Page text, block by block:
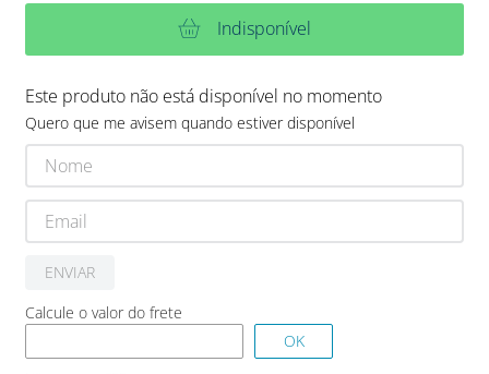
Indisponível
Este produto não está disponível no momento
Quero que me avisem quando estiver disponível
ENVIAR